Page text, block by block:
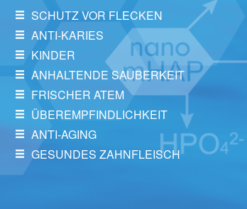
SCHUTZ VOR FLECKEN
ANTI-KARIES
KINDER
ANHALTENDE SAUBERKEIT
FRISCHER ATEM
ÜBEREMPFINDLICHKEIT
ANTI-AGING
GESUNDES ZAHNFLEISCH